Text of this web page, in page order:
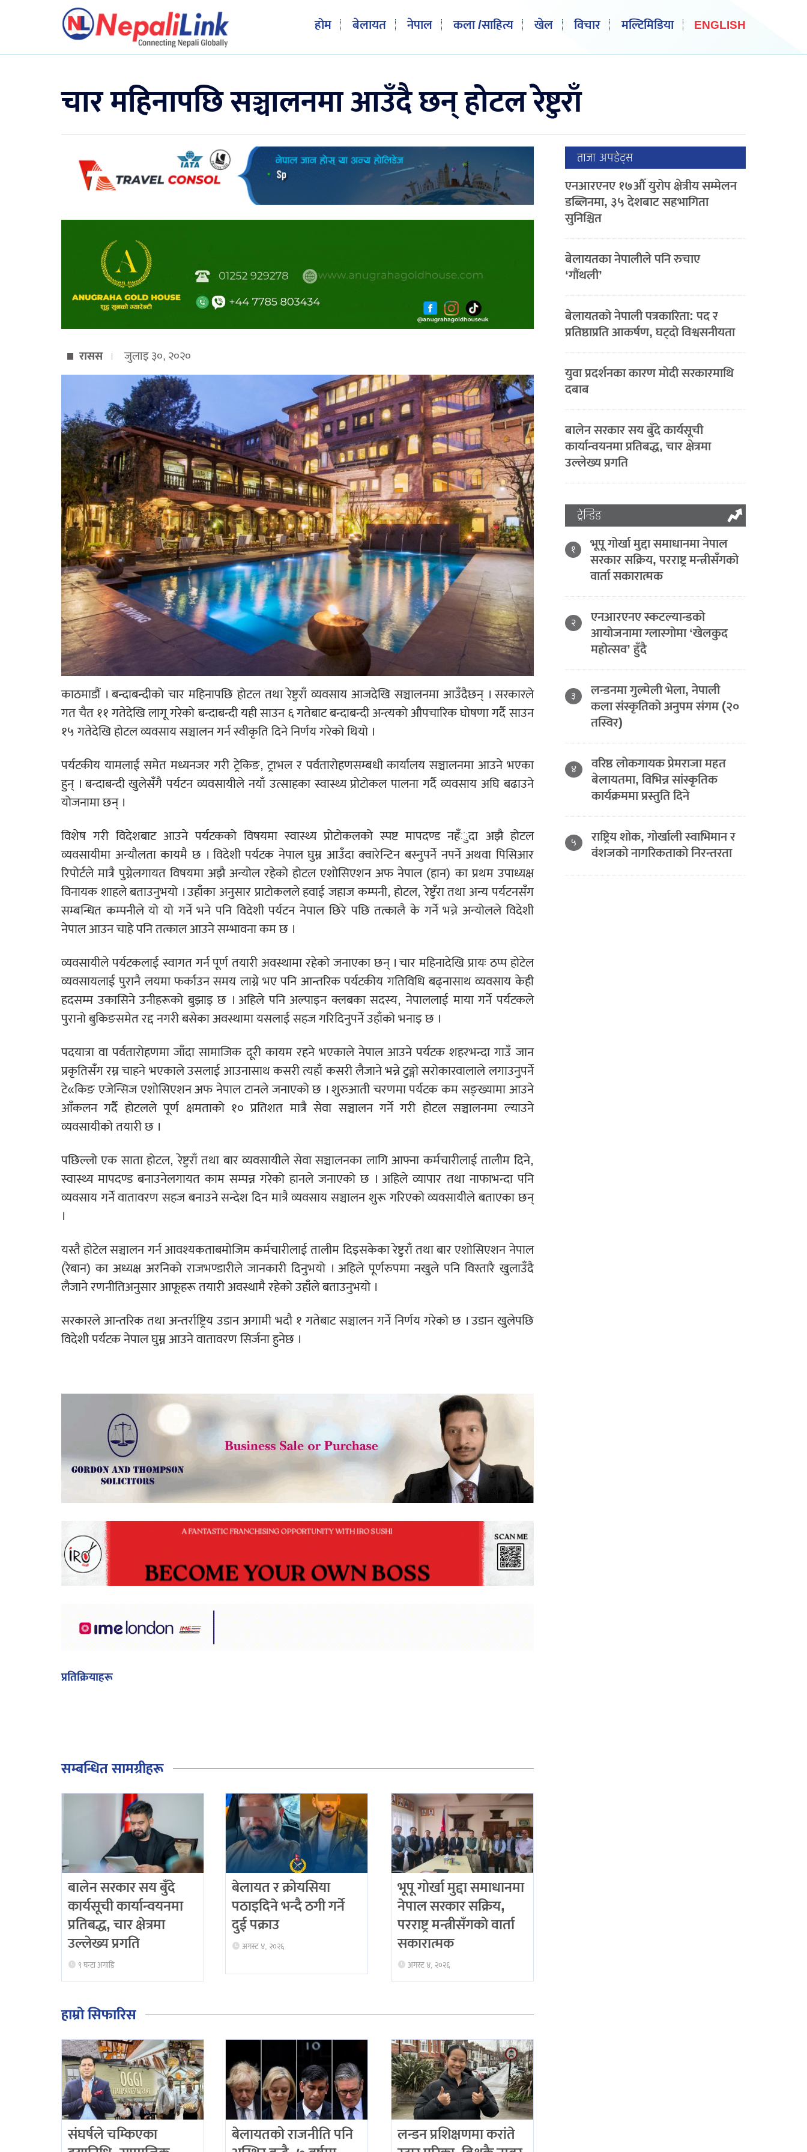
होम बेलायत नेपाल कला /साहित्य खेल विचार मल्टिमिडिया ENGLISH
चार महिनापछि सञ्चालनमा आउँदै छन् होटल रेष्टुराँ
रासस जुलाइ ३०, २०२०
काठमाडौं ।बन्दाबन्दीको चार महिनापछि होटल तथा रेष्टुराँ व्यवसाय आजदेखि सञ्चालनमा आउँदैछन् । सरकारले
गत चैत ११ गतेदेखि लागू गरेको बन्दाबन्दी यही साउन ६ गतेबाट बन्दाबन्दी अन्त्यको औपचारिक घोषणा गर्दै साउन
१५ गतेदेखि होटल व्यवसाय सञ्चालन गर्न स्वीकृति दिने निर्णय गरेको थियो ।
पर्यटकीय यामलाई समेत मध्यनजर गरी ट्रेकिङ, ट्राभल र पर्वतारोहणसम्बधी कार्यालय सञ्चालनमा आउने भएका
हुन् । बन्दाबन्दी खुलेसँगै पर्यटन व्यवसायीले नयाँ उत्साहका स्वास्थ्य प्रोटोकल पालना गर्दै व्यवसाय अघि बढाउने
योजनामा छन् ।
विशेष गरी विदेशबाट आउने पर्यटकको विषयमा स्वास्थ्य प्रोटोकलको स्पष्ट मापदण्ड नहँुदा अझै होटल
व्यवसायीमा अन्यौलता कायमै छ । विदेशी पर्यटक नेपाल घुम्न आउँदा क्वारेन्टिन बस्नुपर्ने नपर्ने अथवा पिसिआर
रिपोर्टले मात्रै पुग्नेलगायत विषयमा अझै अन्योल रहेको होटल एशोसिएशन अफ नेपाल (हान) का प्रथम उपाध्यक्ष
विनायक शाहले बताउनुभयो । उहाँका अनुसार प्राटोकलले हवाई जहाज कम्पनी, होटल, रेष्टुँरा तथा अन्य पर्यटनसँग
सम्बन्धित कम्पनीले यो यो गर्ने भने पनि विदेशी पर्यटन नेपाल छिरे पछि तत्कालै के गर्ने भन्ने अन्योलले विदेशी
नेपाल आउन चाहे पनि तत्काल आउने सम्भावना कम छ ।
व्यवसायीले पर्यटकलाई स्वागत गर्न पूर्ण तयारी अवस्थामा रहेको जनाएका छन् । चार महिनादेखि प्रायः ठप्प होटेल
व्यवसायलाई पुरानै लयमा फर्काउन समय लाग्ने भए पनि आन्तरिक पर्यटकीय गतिविधि बढ्नासाथ व्यवसाय केही
हदसम्म उकासिने उनीहरूको बुझाइ छ । अहिले पनि अल्पाइन क्लबका सदस्य, नेपाललाई माया गर्ने पर्यटकले
पुरानो बुकिङसमेत रद्द नगरी बसेका अवस्थामा यसलाई सहज गरिदिनुपर्ने उहाँको भनाइ छ ।
पदयात्रा वा पर्वतारोहणमा जाँदा सामाजिक दूरी कायम रहने भएकाले नेपाल आउने पर्यटक शहरभन्दा गाउँ जान
प्रकृतिसँग रम्न चाहने भएकाले उसलाई आउनासाथ कसरी त्यहाँ कसरी लैजाने भन्ने टुङ्गो सरोकारवालाले लगाउनुपर्ने
टे«किङ एजेन्सिज एशोसिएशन अफ नेपाल टानले जनाएको छ । शुरुआती चरणमा पर्यटक कम सङ्ख्यामा आउने
आँकलन गर्दै होटलले पूर्ण क्षमताको १० प्रतिशत मात्रै सेवा सञ्चालन गर्ने गरी होटल सञ्चालनमा ल्याउने
व्यवसायीको तयारी छ ।
पछिल्लो एक साता होटल, रेष्टुराँ तथा बार व्यवसायीले सेवा सञ्चालनका लागि आफ्ना कर्मचारीलाई तालीम दिने,
स्वास्थ्य मापदण्ड बनाउनेलगायत काम सम्पन्न गरेको हानले जनाएको छ । अहिले व्यापार तथा नाफाभन्दा पनि
व्यवसाय गर्ने वातावरण सहज बनाउने सन्देश दिन मात्रै व्यवसाय सञ्चालन शुरू गरिएको व्यवसायीले बताएका छन्
।
यस्तै होटेल सञ्चालन गर्न आवश्यकताबमोजिम कर्मचारीलाई तालीम दिइसकेका रेष्टुराँ तथा बार एशोसिएशन नेपाल
(रेबान) का अध्यक्ष अरनिको राजभण्डारीले जानकारी दिनुभयो । अहिले पूर्णरुपमा नखुले पनि विस्तारै खुलाउँदै
लैजाने रणनीतिअनुसार आफूहरू तयारी अवस्थामै रहेको उहाँले बताउनुभयो ।
सरकारले आन्तरिक तथा अन्तर्राष्ट्रिय उडान अगामी भदौ १ गतेबाट सञ्चालन गर्ने निर्णय गरेको छ । उडान खुलेपछि
विदेशी पर्यटक नेपाल घुम्न आउने वातावरण सिर्जना हुनेछ ।
प्रतिक्रियाहरू
सम्बन्धित सामग्रीहरू
बालेन सरकार सय बुँदे
कार्यसूची कार्यान्वयनमा
प्रतिबद्ध, चार क्षेत्रमा
उल्लेख्य प्रगति
९ घन्टा अगाडि
बेलायत र क्रोयसिया
पठाइदिने भन्दै ठगी गर्ने
दुई पक्राउ
अगस्ट ४, २०२६
भूपू गोर्खा मुद्दा समाधानमा
नेपाल सरकार सक्रिय,
परराष्ट्र मन्त्रीसँगको वार्ता
सकारात्मक
अगस्ट ४, २०२६
हाम्रो सिफारिस
संघर्षले चम्किएका बेलायतको राजनीति पनि लन्डन प्रशिक्षणमा करांते
ताजा अपडेट्स
एनआरएनए १७औँ युरोप क्षेत्रीय सम्मेलन
डब्लिनमा, ३५ देशबाट सहभागिता
सुनिश्चित
बेलायतका नेपालीले पनि रुचाए
‘गौंथली’
बेलायतको नेपाली पत्रकारिता: पद र
प्रतिष्ठाप्रति आकर्षण, घट्दो विश्वसनीयता
युवा प्रदर्शनका कारण मोदी सरकारमाथि
दबाब
बालेन सरकार सय बुँदे कार्यसूची
कार्यान्वयनमा प्रतिबद्ध, चार क्षेत्रमा
उल्लेख्य प्रगति
ट्रेन्डिङ
१ भूपू गोर्खा मुद्दा समाधानमा नेपाल
सरकार सक्रिय, परराष्ट्र मन्त्रीसँगको
वार्ता सकारात्मक
२ एनआरएनए स्कटल्यान्डको
आयोजनामा ग्लास्गोमा ‘खेलकुद
महोत्सव’ हुँदै
३ लन्डनमा गुल्मेली भेला, नेपाली
कला संस्कृतिको अनुपम संगम (२०
तस्विर)
४ वरिष्ठ लोकगायक प्रेमराजा महत
बेलायतमा, विभिन्न सांस्कृतिक
कार्यक्रममा प्रस्तुति दिने
५ राष्ट्रिय शोक, गोर्खाली स्वाभिमान र
वंशजको नागरिकताको निरन्तरता